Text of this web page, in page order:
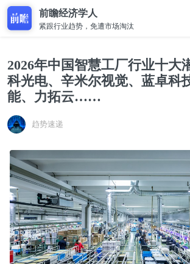
前瞻经济学人
紧跟行业趋势，免遭市场淘汰
2026年中国智慧工厂行业十大
科光电、辛米尔视觉、蓝卓科
能、力拓云……
趋势速递